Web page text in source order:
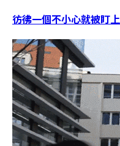
彷彿一個不小心就被盯